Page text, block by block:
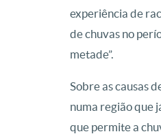
experiência de
de chuvas no
metade”.
Sobre as causas
numa região que
que permite a